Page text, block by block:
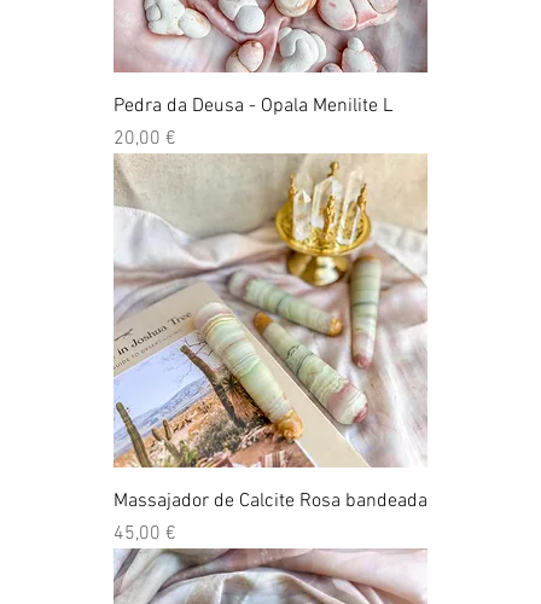
Pedra da Deusa - Opala Menilite L
Preço
20,00 €
Massajador de Calcite Rosa bandeada
Preço
45,00 €